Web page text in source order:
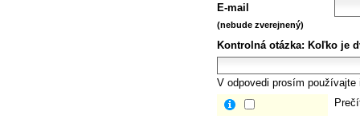
E-mail
(nebude zverejnený)
Kontrolná otázka: Koľko je
V odpovedi prosím